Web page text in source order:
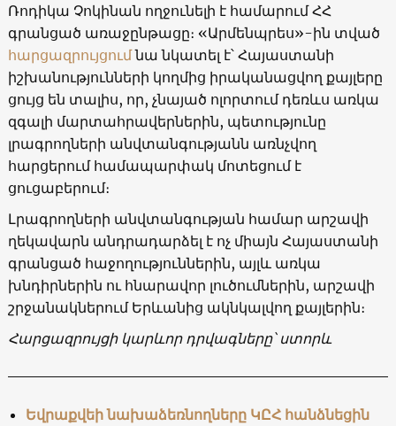
Ռոդիկա Չոկինան ողջունելի է համարում ՀՀ
գրանցած առաջընթացը։ «Արմենպրես»-ին տված
հարցազրույցումնա նկատել է՝ Հայաստանի
իշխանությունների կողմից իրականացվող քայլերը
ցույց են տալիս, որ, չնայած ոլորտում դեռևս առկա
զգալի մարտահրավերներին, պետությունը
լրագրողների անվտանգությանն առնչվող
հարցերում համապարփակ մոտեցում է
ցուցաբերում։
Լրագրողների անվտանգության համար արշավի
ղեկավարն անդրադարձել է ոչ միայն Հայաստանի
գրանցած հաջողություններին, այլև առկա
խնդիրներին ու հնարավոր լուծումներին, արշավի
շրջանակներում Երևանից ակնկալվող քայլերին։
Հարցազրույցի կարևոր դրվագները՝ ստորև
Եվրաքվեի նախաձեռնողները ԿԸՀ հանձնեցին